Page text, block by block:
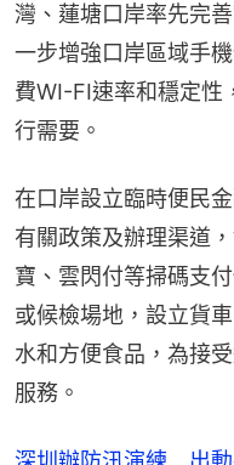
灣、蓮塘口岸率先完
一步增強口岸區域手
費WI-FI速率和穩定性
行需要。
在口岸設立臨時便民
有關政策及辦理渠道
寶、雲閃付等掃碼支
或候檢場地，設立貨
水和方便食品，為接
服務。